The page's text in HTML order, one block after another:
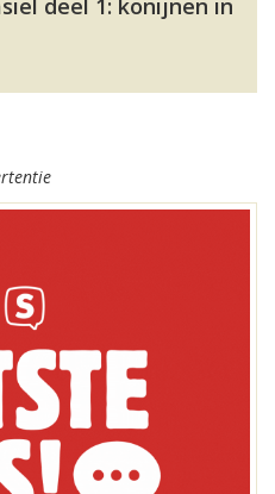
deel 1: konijnen in